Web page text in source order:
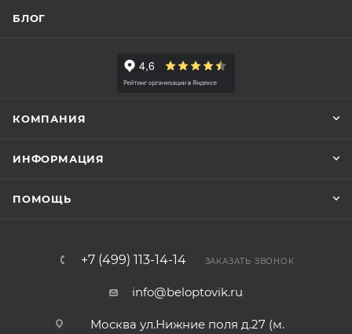
БЛОГ
КОМПАНИЯ
ИНФОРМАЦИЯ
ПОМОЩЬ
+7 (499) 113-14-14 ЗАКАЗАТЬ ЗВОНОК
info@beloptovik.ru
Москва ул.Нижние поля д.27 (м.